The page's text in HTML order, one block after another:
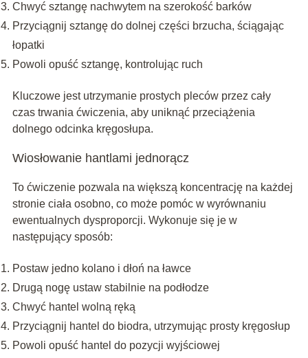
Chwyć sztangę nachwytem na szerokość barków
Przyciągnij sztangę do dolnej części brzucha, ściągając
łopatki
Powoli opuść sztangę, kontrolując ruch
Kluczowe jest utrzymanie prostych pleców przez cały
czas trwania ćwiczenia, aby uniknąć przeciążenia
dolnego odcinka kręgosłupa.
Wiosłowanie hantlami jednorącz
To ćwiczenie pozwala na większą koncentrację na każdej
stronie ciała osobno, co może pomóc w wyrównaniu
ewentualnych dysproporcji. Wykonuje się je w
następujący sposób:
Postaw jedno kolano i dłoń na ławce
Drugą nogę ustaw stabilnie na podłodze
Chwyć hantel wolną ręką
Przyciągnij hantel do biodra, utrzymując prosty kręgosłup
Powoli opuść hantel do pozycji wyjściowej